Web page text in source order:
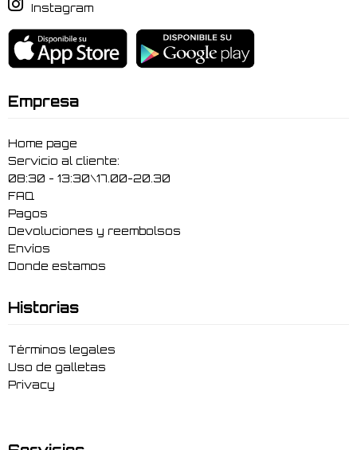
Instagram
Empresa
Home page
Servicio al cliente:
08:30 - 13:30\17.00-20.30
FAQ
Pagos
Devoluciones y reembolsos
Envíos
Donde estamos
Historias
Términos legales
Uso de galletas
Privacy